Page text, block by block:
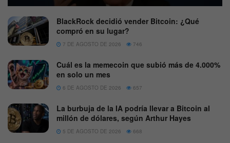
BlackRock decidió vender Bitcoin: ¿Qué
compró en su lugar?
7 DE AGOSTO DE 2026 746
Cuál es la memecoin que subió más de 4.000%
en solo un mes
6 DE AGOSTO DE 2026 657
La burbuja de la IA podría llevar a Bitcoin al
millón de dólares, según Arthur Hayes
5 DE AGOSTO DE 2026 668